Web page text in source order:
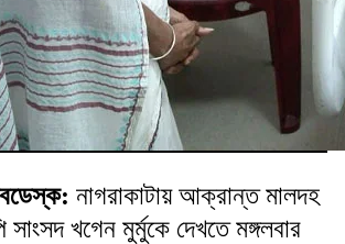
নাগরাকাটায় আক্রান্ত মালদহ
খগেন মুর্মুকে দেখতে মঙ্গলবার